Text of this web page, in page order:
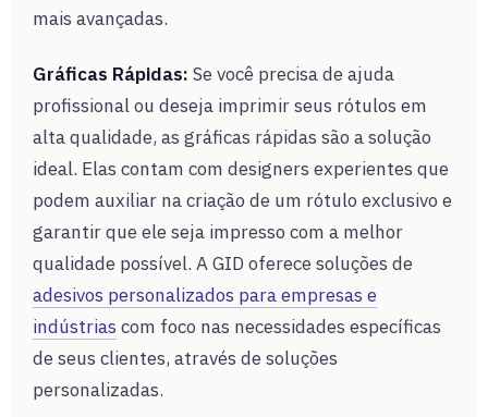
mais avançadas.
Gráficas Rápidas: Se você precisa de ajuda
profissional ou deseja imprimir seus rótulos em
alta qualidade, as gráficas rápidas são a solução
ideal. Elas contam com designers experientes que
podem auxiliar na criação de um rótulo exclusivo e
garantir que ele seja impresso com a melhor
qualidade possível. A GID oferece soluções de
adesivos personalizados para empresas e
indústrias com foco nas necessidades específicas
de seus clientes, através de soluções
personalizadas.